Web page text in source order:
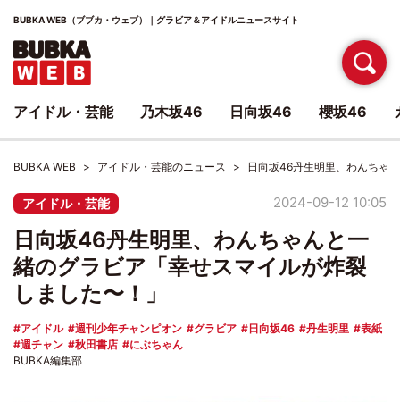
BUBKA WEB（ブブカ・ウェブ）｜グラビア＆アイドルニュースサイト
BUBKA WEB アイドル・芸能のニュース 日向坂46丹生明里、わんちゃ
アイドル・芸能 2024-09-12 10:05
日向坂46丹生明里、わんちゃんと一
緒のグラビア「幸せスマイルが炸裂
しました〜！」
アイドル 週刊少年チャンピオン グラビア 日向坂46 丹生明里
表紙
週チャン
秋田書店
にぶちゃん
BUBKA編集部
アイドル・芸能 乃木坂46 日向坂46 櫻坂46